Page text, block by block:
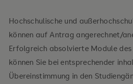
Risiken bewerten und
Chancen erkennen und nutzen
Langfristigen
Hochschulische und
können auf Antrag angerechnet/
Erfolgreich absolvierte Module
können Sie bei entsprechender
Übereinstimmung in den